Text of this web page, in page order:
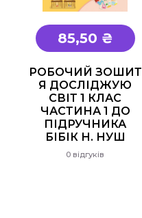
85,50 ₴
РОБОЧИЙ ЗОШИТ
Я ДОСЛІДЖУЮ
СВІТ 1 КЛАС
ЧАСТИНА 1 ДО
ПІДРУЧНИКА
БІБІК Н. НУШ
0 відгуків